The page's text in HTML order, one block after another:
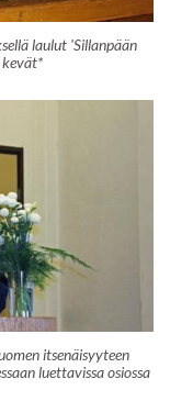
laulut 'Sillanpään
itsenäisyyteen
luettavissa osiossa